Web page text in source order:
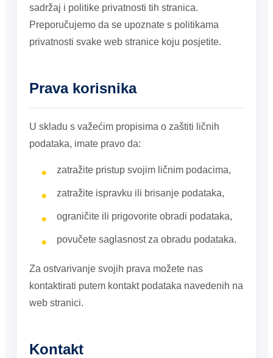
sadržaj i politike privatnosti tih stranica.
Preporučujemo da se upoznate s politikama
privatnosti svake web stranice koju posjetite.
Prava korisnika
U skladu s važećim propisima o zaštiti ličnih
podataka, imate pravo da:
zatražite pristup svojim ličnim podacima,
zatražite ispravku ili brisanje podataka,
ograničite ili prigovorite obradi podataka,
povučete saglasnost za obradu podataka.
Za ostvarivanje svojih prava možete nas
kontaktirati putem kontakt podataka navedenih na
web stranici.
Kontakt